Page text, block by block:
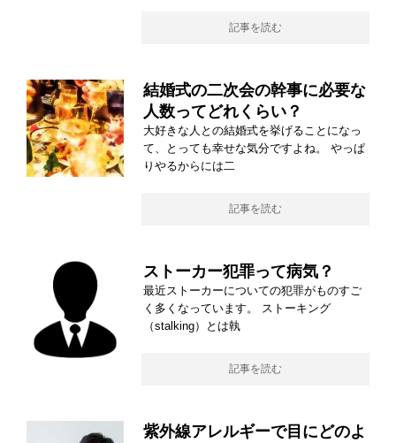
記事を読む
結婚式の二次会の幹事に必要な
人数ってどれくらい？
大好きな人との結婚式を挙げることになっ
て、とっても幸せな気分ですよね。 やっぱ
りやるからには二
記事を読む
ストーカー犯罪って病気？
最近ストーカーについての犯罪がものすご
く多くなっています。 ストーキング
（stalking）とは執
記事を読む
紫外線アレルギーで目にどのよ